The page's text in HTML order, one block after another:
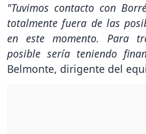
"Tuvimos contacto con
totalmente fuera de las
en este momento. Para
posible sería teniendo
Belmonte, dirigente del